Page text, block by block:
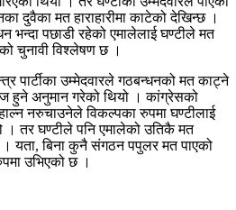
दुवैका मत हाराहारीमा काटेको देखिन्छ ।
भन्दा पछाडी रहेको एमालेलाई घण्टीले मत
चुनावी विश्लेषण छ ।
पार्टीका उम्मेदवारले गठबन्धनको मत काट्ने
हुने अनुमान गरेको थियो । कांग्रेसको
नरुचाउनेले विकल्पका रुपमा घण्टीलाई
। तर घण्टीले पनि एमालेको उतिकै मत
। यता, बिना कुनै संगठन पपुलर मत पाएको
उभिएको छ ।